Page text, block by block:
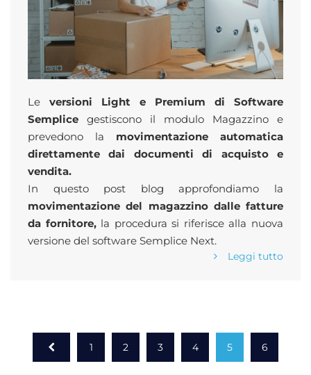
Le versioni Light e Premium di Software
Semplice gestiscono il modulo Magazzino e
prevedono la movimentazione automatica
direttamente dai documenti di acquisto e
vendita.
In questo post blog approfondiamo la
movimentazione del magazzino dalle fatture
da fornitore, la procedura si riferisce alla nuova
versione del software Semplice Next.
Leggi tutto
1 2 3 4 5 6